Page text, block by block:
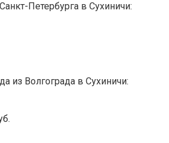
Петербурга в Сухиничи:
из Волгограда в Сухиничи: